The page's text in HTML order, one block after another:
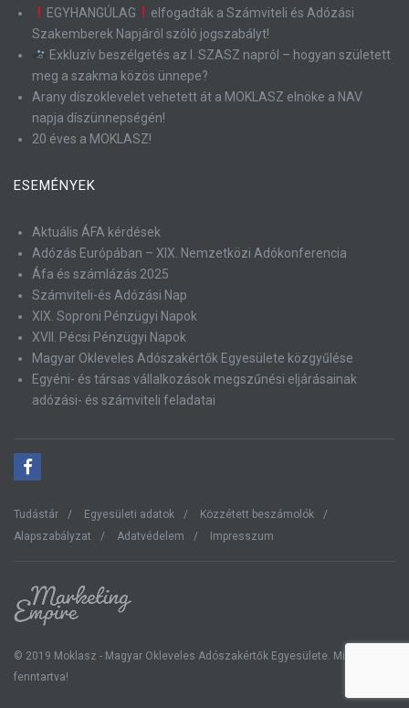
EGYHANGÚLAG
elfogadták a Számviteli és Adózási
Szakemberek Napjáról szóló jogszabályt!
Exkluzív beszélgetés az I. SZASZ napról – hogyan született
meg a szakma közös ünnepe?
Arany díszoklevelet vehetett át a MOKLASZ elnöke a NAV
napja díszünnepségén!
20 éves a MOKLASZ!
ESEMÉNYEK
Aktuális ÁFA kérdések
Adózás Európában – XIX. Nemzetközi Adókonferencia
Áfa és számlázás 2025
Számviteli-és Adózási Nap
XIX. Soproni Pénzügyi Napok
XVII. Pécsi Pénzügyi Napok
Magyar Okleveles Adószakértők Egyesülete közgyűlése
Egyéni- és társas vállalkozások megszűnési eljárásainak
adózási- és számviteli feladatai
Tudástár Egyesületi adatok
Közzétett beszámolók
Alapszabályzat
Adatvédelem Impresszum
© 2019 Moklasz - Magyar Okleveles Adószakértők Egyesülete. Minden jog
fenntartva!